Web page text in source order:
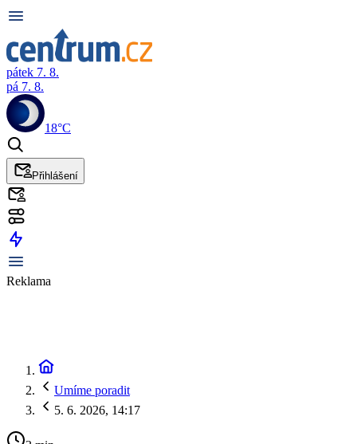
pátek 7. 8.
pá 7. 8.
18°C
Přihlášení
Reklama
Umíme poradit
5. 6. 2026, 14:17